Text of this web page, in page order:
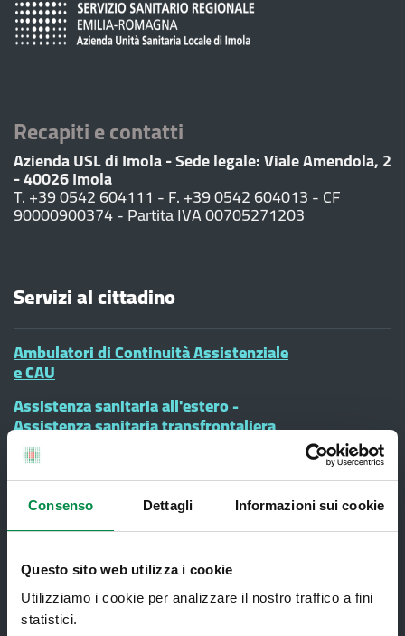
Consenso Dettagli Informazioni sui cookie
Questo sito web utilizza i cookie
Utilizziamo i cookie per analizzare il nostro traffico a fini
statistici.
Recapiti e contatti
Azienda USL di Imola - Sede legale: Viale Amendola, 2
- 40026 Imola
T. +39 0542 604111 - F. +39 0542 604013 - CF
90000900374 - Partita IVA 00705271203
Servizi al cittadino
Ambulatori di Continuità Assistenziale
e CAU
Assistenza sanitaria all'estero -
Assistenza sanitaria transfrontaliera
Consultorio Familiare
Direzione Assistenza Farmaceutica
Finanziamenti
Lauree Professioni Sanitarie
Medici e Pediatri di Famiglia
Nucleo di Cure Primarie (NCP)